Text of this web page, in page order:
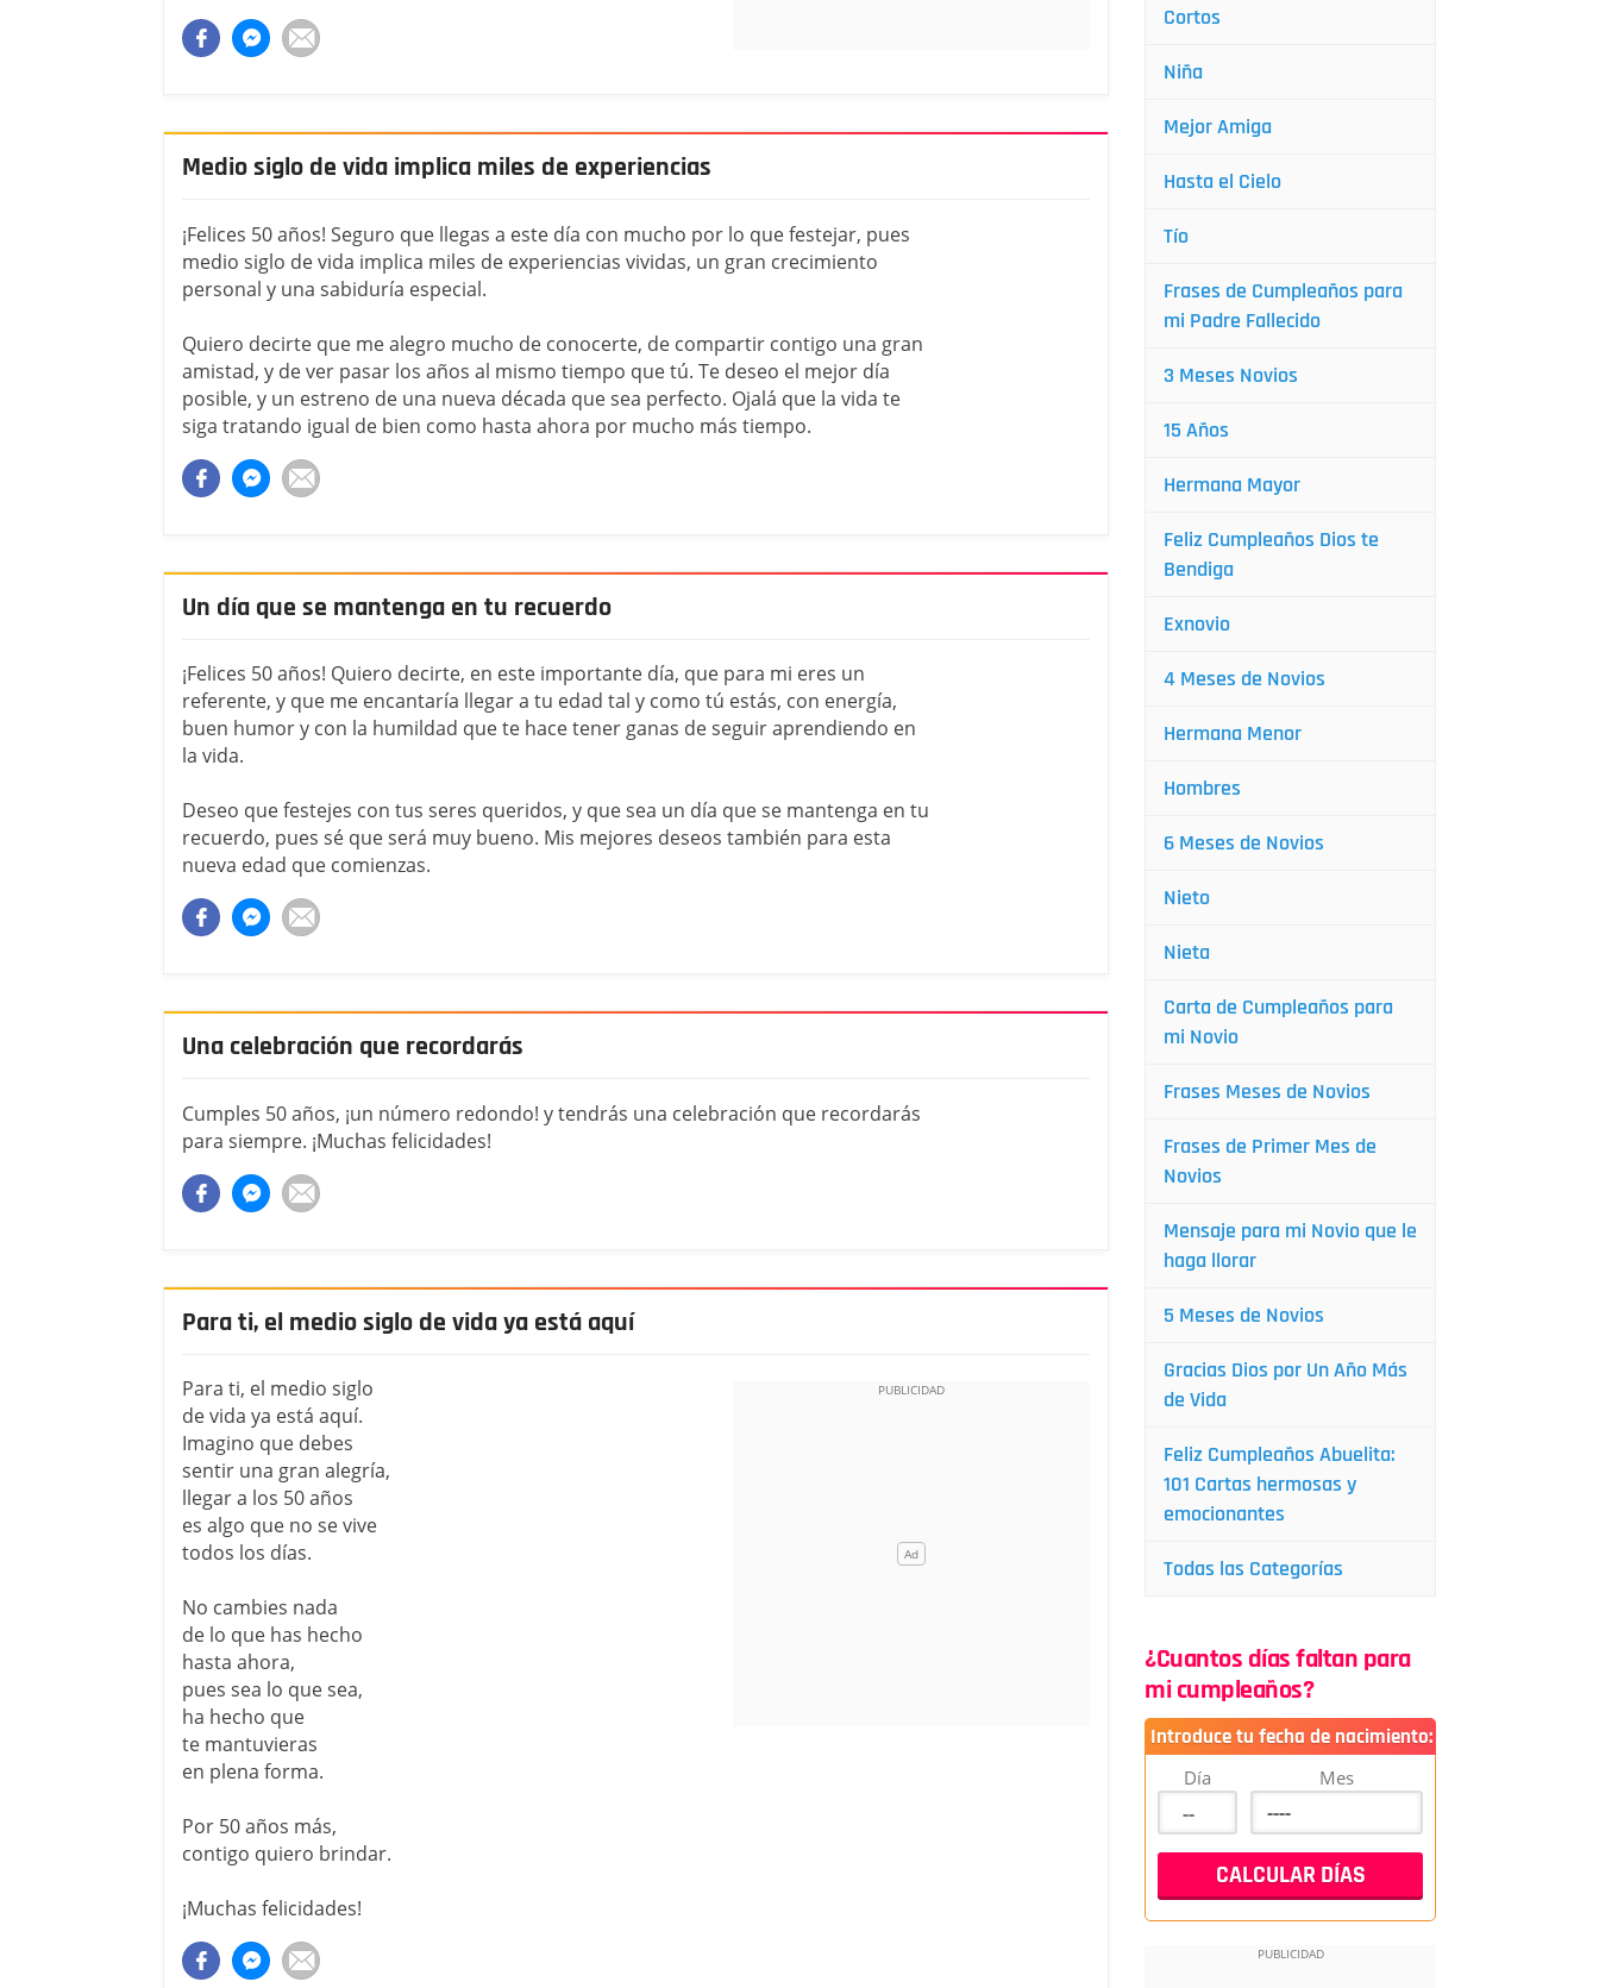
Medio siglo de vida implica miles de experiencias
¡Felices 50 años! Seguro que llegas a este día con mucho por lo que festejar, pues
medio siglo de vida implica miles de experiencias vividas, un gran crecimiento
personal y una sabiduría especial.
Quiero decirte que me alegro mucho de conocerte, de compartir contigo una gran
amistad, y de ver pasar los años al mismo tiempo que tú. Te deseo el mejor día
posible, y un estreno de una nueva década que sea perfecto. Ojalá que la vida te
siga tratando igual de bien como hasta ahora por mucho más tiempo.
Un día que se mantenga en tu recuerdo
¡Felices 50 años! Quiero decirte, en este importante día, que para mi eres un
referente, y que me encantaría llegar a tu edad tal y como tú estás, con energía,
buen humor y con la humildad que te hace tener ganas de seguir aprendiendo en
la vida.
Deseo que festejes con tus seres queridos, y que sea un día que se mantenga en tu
recuerdo, pues sé que será muy bueno. Mis mejores deseos también para esta
nueva edad que comienzas.
Una celebración que recordarás
Cumples 50 años, ¡un número redondo! y tendrás una celebración que recordarás
para siempre. ¡Muchas felicidades!
Para ti, el medio siglo de vida ya está aquí
Para ti, el medio siglo
de vida ya está aquí.
Imagino que debes
sentir una gran alegría,
llegar a los 50 años
es algo que no se vive
todos los días.
No cambies nada
de lo que has hecho
hasta ahora,
pues sea lo que sea,
ha hecho que
te mantuvieras
en plena forma.
Por 50 años más,
contigo quiero brindar.
¡Muchas felicidades!
Cortos
Niña
Mejor Amiga
Hasta el Cielo
Tío
Frases de Cumpleaños para
mi Padre Fallecido
3 Meses Novios
15 Años
Hermana Mayor
Feliz Cumpleaños Dios te
Bendiga
Exnovio
4 Meses de Novios
Hermana Menor
Hombres
6 Meses de Novios
Nieto
Nieta
Carta de Cumpleaños para
mi Novio
Frases Meses de Novios
Frases de Primer Mes de
Novios
Mensaje para mi Novio que le
haga llorar
5 Meses de Novios
Gracias Dios por Un Año Más
de Vida
Feliz Cumpleaños Abuelita:
101 Cartas hermosas y
emocionantes
Todas las Categorías
¿Cuantos días faltan para
mi cumpleaños?
Introduce tu fecha de nacimiento:
Día Mes